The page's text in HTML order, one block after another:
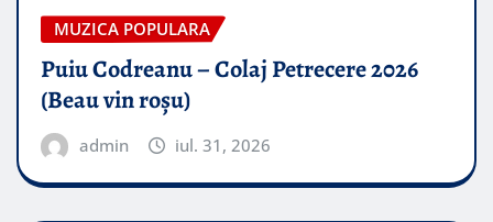
MUZICA POPULARA
Puiu Codreanu – Colaj Petrecere 2026
(Beau vin roșu)
admin iul. 31, 2026